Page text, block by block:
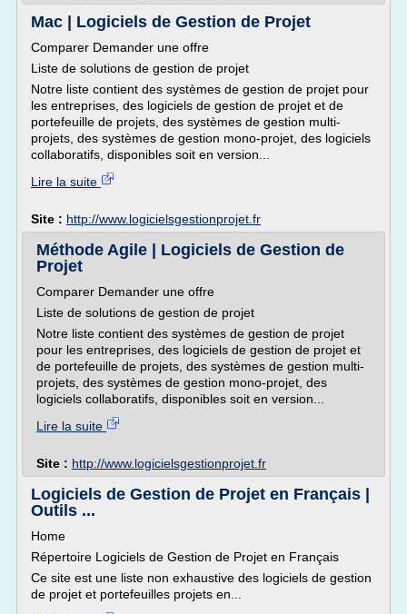
Mac | Logiciels de Gestion de Projet
Comparer Demander une offre
Liste de solutions de gestion de projet
Notre liste contient des systèmes de gestion de projet pour
les entreprises, des logiciels de gestion de projet et de
portefeuille de projets, des systèmes de gestion multi-
projets, des systèmes de gestion mono-projet, des logiciels
collaboratifs, disponibles soit en version...
Lire la suite
Site : http://www.logicielsgestionprojet.fr
Méthode Agile | Logiciels de Gestion de
Projet
Comparer Demander une offre
Liste de solutions de gestion de projet
Notre liste contient des systèmes de gestion de projet
pour les entreprises, des logiciels de gestion de projet et
de portefeuille de projets, des systèmes de gestion multi-
projets, des systèmes de gestion mono-projet, des
logiciels collaboratifs, disponibles soit en version...
Lire la suite
Site : http://www.logicielsgestionprojet.fr
Logiciels de Gestion de Projet en Français |
Outils ...
Home
Répertoire Logiciels de Gestion de Projet en Français
Ce site est une liste non exhaustive des logiciels de gestion
de projet et portefeuilles projets en...